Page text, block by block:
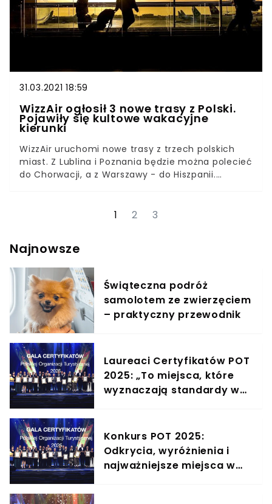
31.03.2021 18:59
WizzAir ogłosił 3 nowe trasy z Polski.
Pojawiły się kultowe wakacyjne
kierunki
WizzAir uruchomi nowe trasy z trzech polskich
miast. Z Lublina i Poznania będzie można polecieć
do Chorwacji, a z Warszawy - do Hiszpanii.
Poznania i WarszawyPasażerowie polecą do
najpopularniejszych przewoźników w Polsce.
ucierpiały również tanie linie. Dlatego teraz
szukają sposobów, aby zachęcić klientów do
skorzystania ze swoich usług. Firmy prześcigają
się z ogłaszaniem nowych tras, również z Polski.
1 2 3
Najnowsze
Świąteczna podróż
samolotem ze zwierzęciem
– praktyczny przewodnik
Laureaci Certyfikatów POT
2025: „To miejsca, które
wyznaczają standardy w
Janowskim, dyrektorem
Departamentu Wsparcia
Rozwoju Turystyki POT
Konkurs POT 2025:
Odkrycia, wyróżnienia i
najważniejsze miejsca w